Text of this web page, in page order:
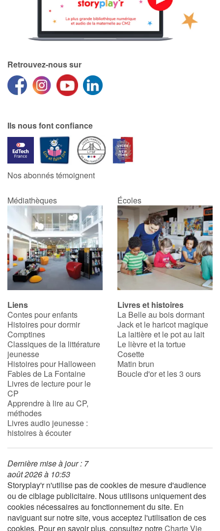
Vidéos & Tutoriaux
Blog
Actualités
Par thématique
Contes d'ici et d'ailleurs
Autour de la lecture
Apprendre à lire
Livre audio
Activités et ateliers
Apprendre les langues
Dyslexie, troubles de la lecture
Nos listes de lecture
Les plus lus
Coups de coeur
Retrouvez-nous sur
Ils nous font confiance
Nos abonnés témoignent
Médiathèques Écoles
Liens
Contes pour enfants
Histoires pour dormir
Comptines
Classiques de la littérature
jeunesse
Histoires pour Halloween
Fables de La Fontaine
Livres de lecture pour le
CP
Apprendre à lire au CP,
méthodes
Livres audio jeunesse :
histoires à écouter
Livres et histoires
La Belle au bois dormant
Jack et le haricot magique
La laitière et le pot au lait
Le lièvre et la tortue
Cosette
Matin brun
Boucle d'or et les 3 ours
Dernière mise à jour : 7
août 2026 à 10:53
Storyplay'r n'utilise pas de cookies de mesure d'audience
ou de ciblage publicitaire. Nous utilisons uniquement des
cookies nécessaires au fonctionnement du site. En
naviguant sur notre site, vous acceptez l'utilisation de ces
cookies. Pour en savoir plus, consultez notreCharte Vie